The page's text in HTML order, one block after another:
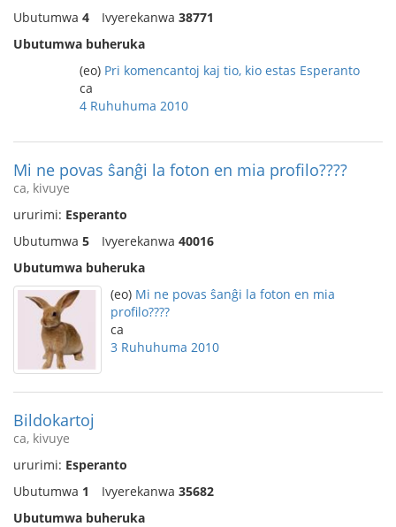
Ubutumwa 4 Ivyerekanwa 38771
Ubutumwa buheruka
(eo) Pri komencantoj kaj tio, kio estas Esperanto
ca
4 Ruhuhuma 2010
Mi ne povas ŝanĝi la foton en mia profilo????
ca, kivuye
ururimi: Esperanto
Ubutumwa 5 Ivyerekanwa 40016
Ubutumwa buheruka
(eo) Mi ne povas ŝanĝi la foton en mia
profilo????
ca
3 Ruhuhuma 2010
Bildokartoj
ca, kivuye
ururimi: Esperanto
Ubutumwa 1 Ivyerekanwa 35682
Ubutumwa buheruka